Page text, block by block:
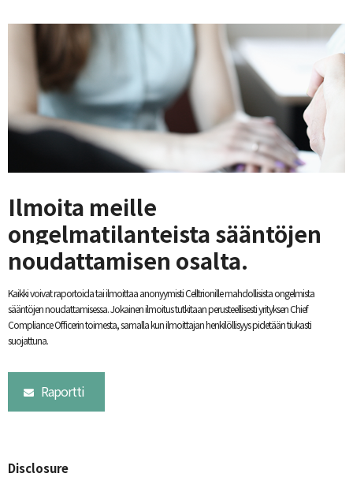
Ilmoita meille
ongelmatilanteista sääntöjen
noudattamisen osalta.
Kaikki voivat raportoida tai ilmoittaa anonyymisti Celltrionille mahdollisista ongelmista
sääntöjen noudattamisessa. Jokainen ilmoitus tutkitaan perusteellisesti yrityksen Chief
Compliance Officerin toimesta, samalla kun ilmoittajan henkilöllisyys pidetään tiukasti
suojattuna.
Raportti
Disclosure